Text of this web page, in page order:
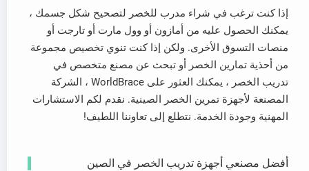
إذا كنت ترغب في شراء مدرب للخصر لتصحيح شكل جسمك ،
يمكنك الحصول عليه من أمازون أو وول مارت أو تارجت أو
منصات التسوق الأخرى. ولكن إذا كنت تنوي تخصيص مجموعة
من أحذية تمارين الخصر أو تبحث عن مصنع متخصص في
تدريب الخصر ، يمكنك العثور على WorldBrace ، الشركة
المصنعة لأجهزة تمرين الخصر الصينية. نقدم لكم الاستشارات
المهنية وجودة الخدمة. نتطلع إلى تعاوننا اللطيف!
أفضل مصنعي أجهزة تدريب الخصر في الصين